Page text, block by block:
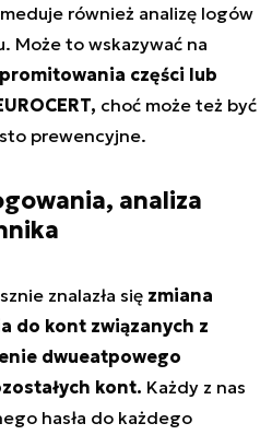
również analizę logów
Może to wskazywać na
części lub
choć może też być
prewencyjne.
analiza
znalazła się zmiana
do kont związanych z
dwueatpowego
kont. Każdy z nas
hasła do każdego